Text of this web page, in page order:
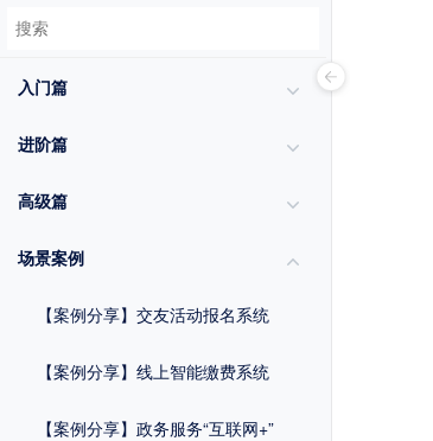
入门篇
进阶篇
高级篇
场景案例
【案例分享】交友活动报名系统
【案例分享】线上智能缴费系统
【案例分享】政务服务“互联网+”